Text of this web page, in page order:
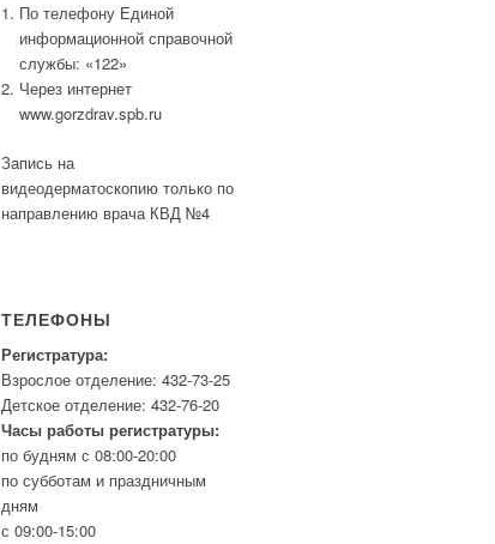
По телефону Единой
информационной справочной
службы: «122»
Через интернет
www.gorzdrav.spb.ru
Запись на
видеодерматоскопию только по
направлению врача КВД №4
ТЕЛЕФОНЫ
Регистратура:
Взрослое отделение: 432-73-25
Детское отделение: 432-76-20
Часы работы регистратуры:
по будням с 08:00-20:00
по субботам и праздничным
дням
с 09:00-15:00